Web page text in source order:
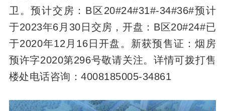
卫。预计交房：B区20#24#31#-34#36#预计
于2023年6月30日交房，开盘：B区20#24#已
于2020年12月16日开盘。新获预售证：烟房
预许字2020第296号敬请关注。详情可拨打售
楼处电话咨询：4008185005-34861